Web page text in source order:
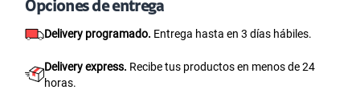
Opciones de entrega
Delivery programado. Entrega hasta en 3 días hábiles.
Delivery express. Recibe tus productos en menos de 24
horas.